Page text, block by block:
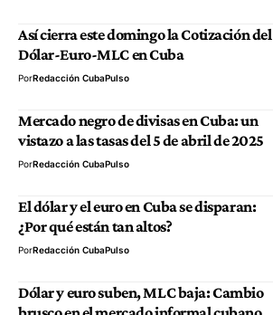
Así cierra este domingo la Cotización del
Dólar-Euro-MLC en Cuba
PorRedacción CubaPulso
Mercado negro de divisas en Cuba: un
vistazo a las tasas del 5 de abril de 2025
PorRedacción CubaPulso
El dólar y el euro en Cuba se disparan:
¿Por qué están tan altos?
PorRedacción CubaPulso
Dólar y euro suben, MLC baja: Cambio